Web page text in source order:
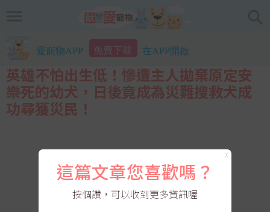
愛寵物APP 免費下載 在APP開啟
英雄不怕出生低！慘遭主人拋棄原定安
樂死的幼犬，日後竟成為災難搜救犬成
功尋獲災民！
X
這篇文章您喜歡嗎？
按個讚，可以收到更多資訊喔